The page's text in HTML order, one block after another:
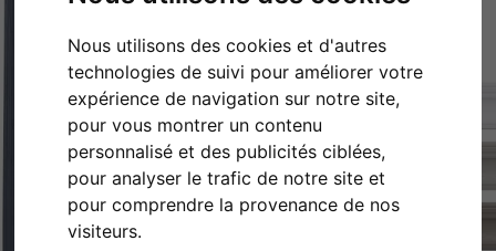
Nous utilisons des cookies et d'autres
technologies de suivi pour améliorer votre
expérience de navigation sur notre site,
pour vous montrer un contenu
personnalisé et des publicités ciblées,
pour analyser le trafic de notre site et
pour comprendre la provenance de nos
visiteurs.
Retour